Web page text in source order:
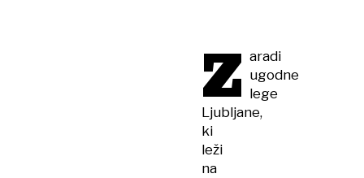
Z aradi
ugodne
lege
Ljubljane,
ki
leži
na